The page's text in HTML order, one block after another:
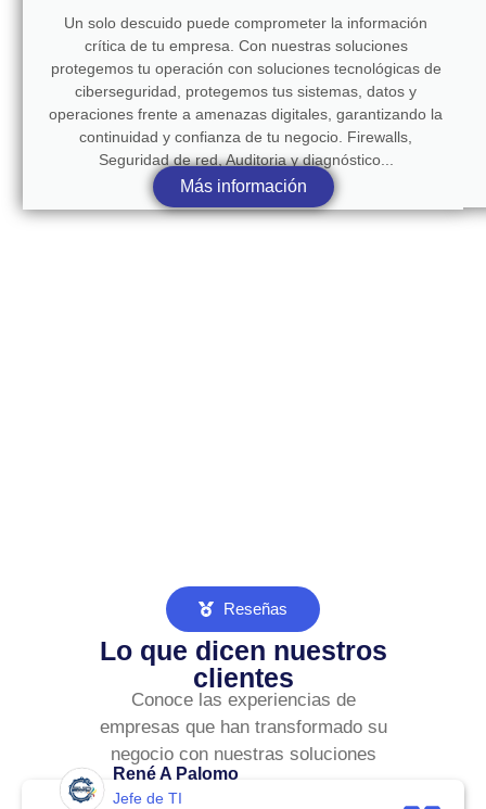
Un solo descuido puede comprometer la información
crítica de tu empresa. Con nuestras soluciones
protegemos tu operación con soluciones tecnológicas de
ciberseguridad, protegemos tus sistemas, datos y
operaciones frente a amenazas digitales, garantizando la
continuidad y confianza de tu negocio. Firewalls,
Seguridad de red, Auditoria y diagnóstico...
Más información
Reseñas
Lo que dicen nuestros
clientes
Conoce las experiencias de
empresas que han transformado su
negocio con nuestras soluciones
René A Palomo
Jefe de TI